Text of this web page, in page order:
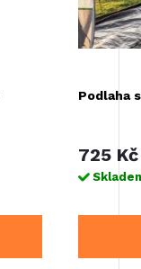
Podlaha
725 Kč